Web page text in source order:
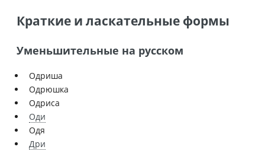
Краткие и ласкательные формы
Уменьшительные на русском
Одриша
Одрюшка
Одриса
Оди
Одя
Дри